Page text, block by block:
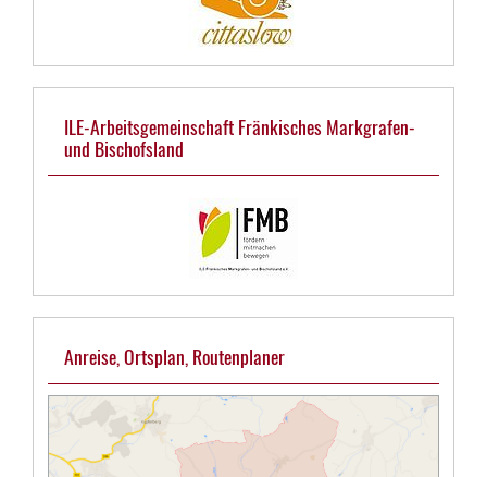
ILE-Arbeitsgemeinschaft Fränkisches Markgrafen-
und Bischofsland
Anreise, Ortsplan, Routenplaner